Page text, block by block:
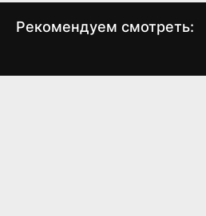
Рекомендуем смотреть: